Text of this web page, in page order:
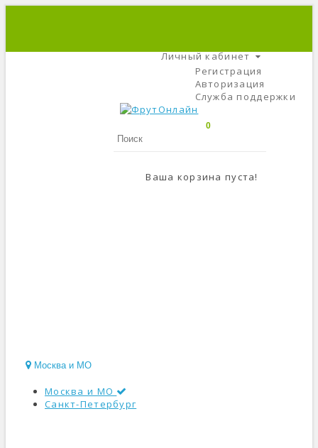
Личный кабинет
Регистрация
Авторизация
Служба поддержки
0
Ваша корзина пуста!
Москва и МО
Москва и МО
Санкт-Петербург